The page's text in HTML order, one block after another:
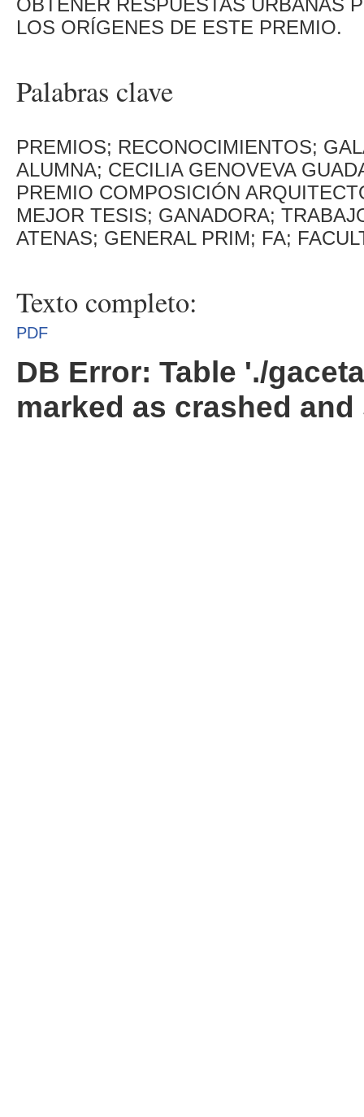
OBTENER RESPUESTAS URBANAS
LOS ORÍGENES DE ESTE PREMIO.
Palabras clave
PREMIOS; RECONOCIMIENTOS;
ALUMNA; CECILIA GENOVEVA
PREMIO COMPOSICIÓN
MEJOR TESIS; GANADORA;
ATENAS; GENERAL PRIM; FA;
Texto completo:
PDF
DB Error: Table './
marked as crashed